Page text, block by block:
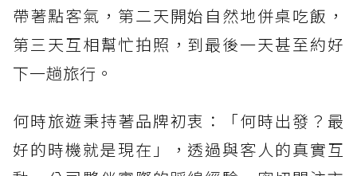
帶著點客氣，第二天開始自然地併桌吃飯，
第三天互相幫忙拍照，到最後一天甚至約好
下一趟旅行。
何時旅遊秉持著品牌初衷：「何時出發？最
好的時機就是現在」，透過與客人的真實互